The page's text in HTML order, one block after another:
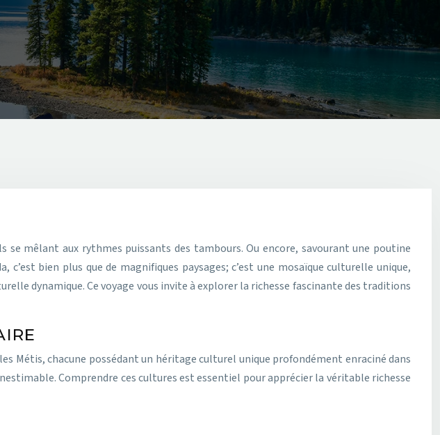
bien plus que de magnifiques paysages; c’est une mosaïque culturelle unique,
dynamique. Ce voyage vous invite à explorer la richesse fascinante des traditions
Métis, chacune possédant un héritage culturel unique profondément enraciné dans
Comprendre ces cultures est essentiel pour apprécier la véritable richesse